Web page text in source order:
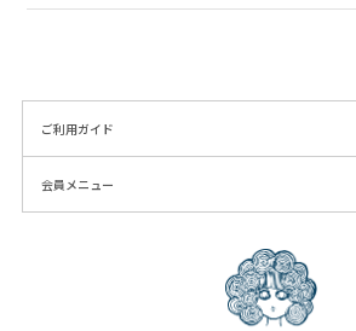
# ワンピース
# 海柄
# ネオンカラー
ご利用ガイド
会員メニュー